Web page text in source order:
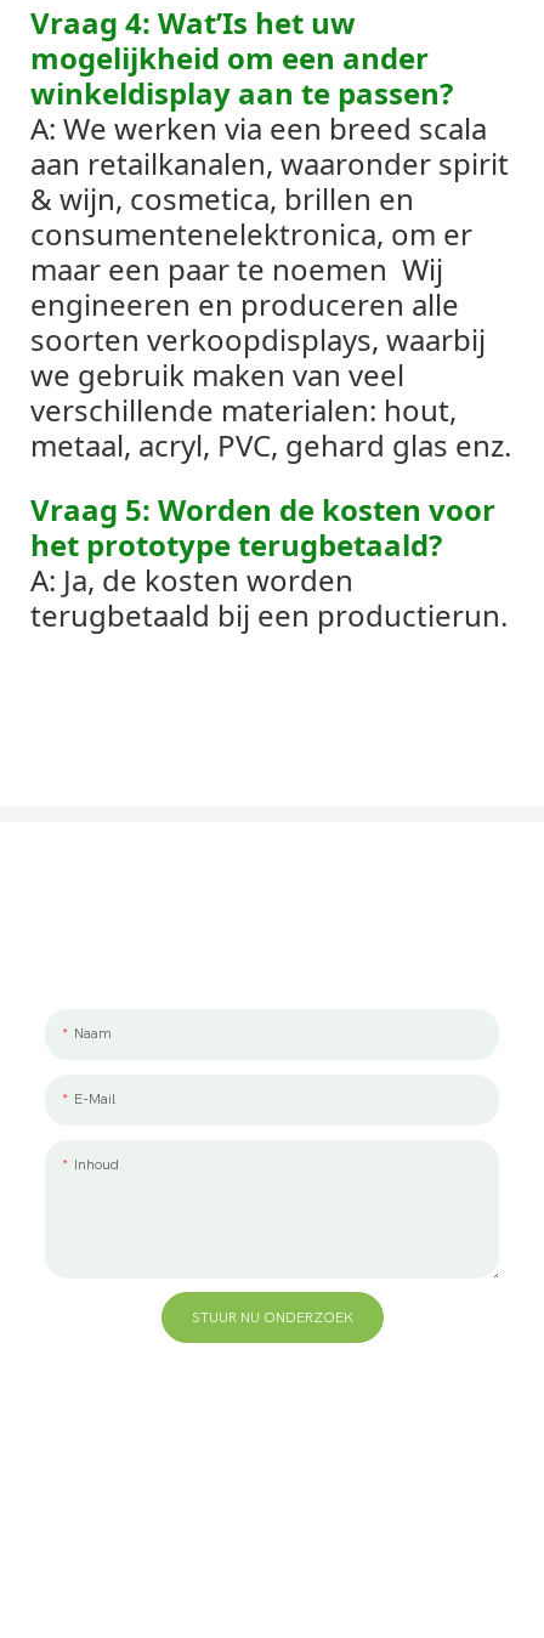
Vraag 4: Wat’Is het uw
mogelijkheid om een ​​ander
winkeldisplay aan te passen?
A: We werken via een breed scala
aan retailkanalen, waaronder spirit
& wijn, cosmetica, brillen en
consumentenelektronica, om er
maar een paar te noemen Wij
engineeren en produceren alle
soorten verkoopdisplays, waarbij
we gebruik maken van veel
verschillende materialen: hout,
metaal, acryl, PVC, gehard glas enz.
Vraag 5: Worden de kosten voor
het prototype terugbetaald?
A: Ja, de kosten worden
terugbetaald bij een productierun.
Naam
E-Mail
Inhoud
STUUR NU ONDERZOEK